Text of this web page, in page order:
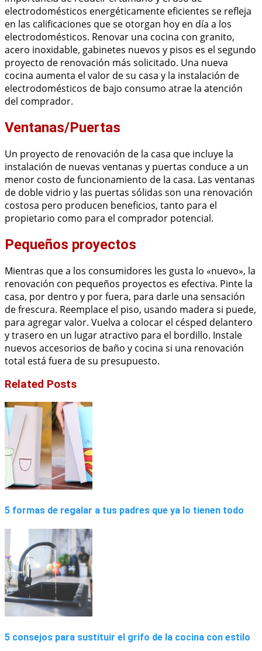
electrodomésticos energéticamente eficientes se refleja
en las calificaciones que se otorgan hoy en día a los
electrodomésticos. Renovar una cocina con granito,
acero inoxidable, gabinetes nuevos y pisos es el segundo
proyecto de renovación más solicitado. Una nueva
cocina aumenta el valor de su casa y la instalación de
electrodomésticos de bajo consumo atrae la atención
del comprador.
Ventanas/Puertas
Un proyecto de renovación de la casa que incluye la
instalación de nuevas ventanas y puertas conduce a un
menor costo de funcionamiento de la casa. Las ventanas
de doble vidrio y las puertas sólidas son una renovación
costosa pero producen beneficios, tanto para el
propietario como para el comprador potencial.
Pequeños proyectos
Mientras que a los consumidores les gusta lo «nuevo», la
renovación con pequeños proyectos es efectiva. Pinte la
casa, por dentro y por fuera, para darle una sensación
de frescura. Reemplace el piso, usando madera si puede,
para agregar valor. Vuelva a colocar el césped delantero
y trasero en un lugar atractivo para el bordillo. Instale
nuevos accesorios de baño y cocina si una renovación
total está fuera de su presupuesto.
Related Posts
5 formas de regalar a tus padres que ya lo tienen todo
5 consejos para sustituir el grifo de la cocina con estilo